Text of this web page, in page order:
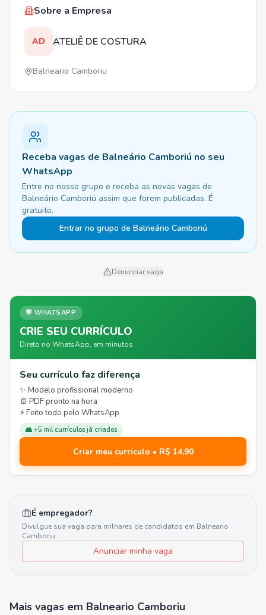
Sobre a Empresa
AD ATELIÊ DE COSTURA
Balneario Camboriu
Receba vagas de Balneário Camboriú no seu
WhatsApp
Entre no nosso grupo e receba as novas vagas de
Balneário Camboriú assim que forem publicadas. É
gratuito.
Entrar no grupo de Balneário Camboriú
Denunciar vaga
💬 WHATSAPP
CRIE SEU CURRÍCULO
Direto no WhatsApp, em minutos
Seu currículo faz diferença
✨ Modelo profissional moderno
📄 PDF pronto na hora
⚡ Feito todo pelo WhatsApp
👥 +5 mil currículos já criados
Criar meu currículo • R$ 14,90
É empregador?
Divulgue sua vaga para milhares de candidatos em Balneario
Camboriu.
Anunciar minha vaga
Mais vagas em Balneario Camboriu